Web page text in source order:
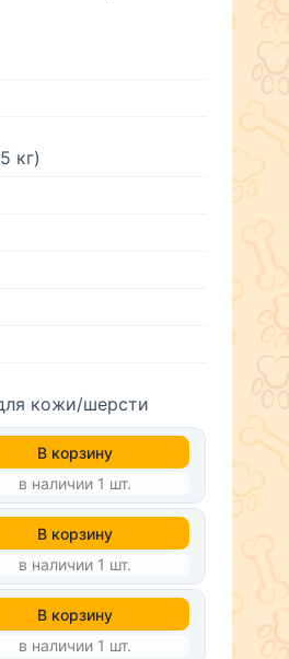
кг)
кожи/шерсти
В корзину
в наличии 1 шт.
В корзину
в наличии 1 шт.
В корзину
в наличии 1 шт.